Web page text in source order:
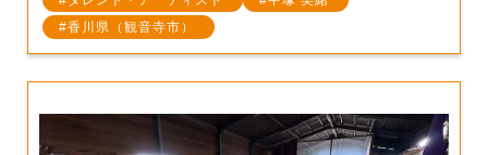
香川県（観音寺市）